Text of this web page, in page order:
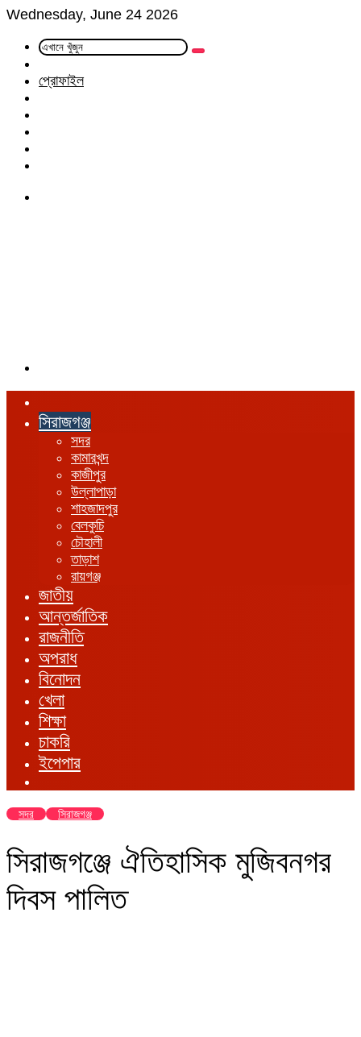
Wednesday, June 24 2026
এখানে
Article
প্রোফাইল
সিরাজগঞ্জ
সদর
কামারখন্দ
কাজীপুর
উল্লাপাড়া
শাহজাদপুর
বেলকুচি
চৌহালী
তাড়াশ
রায়গঞ্জ
জাতীয়
আন্তর্জাতিক
রাজনীতি
অপরাধ
বিনোদন
খেলা
শিক্ষা
চাকরি
ইপেপার
সদর সিরাজগঞ্জ
সিরাজগঞ্জে ঐতিহাসিক মুজিবনগর
দিবস পালিত